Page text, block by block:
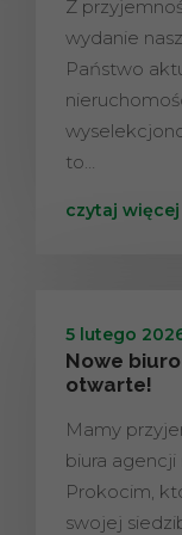
Z
wydanie
Państwo
to…
czytaj więcej
5 lutego
Nowe
otwarte!
Mamy
biura agencji
Prokocim,
swojej